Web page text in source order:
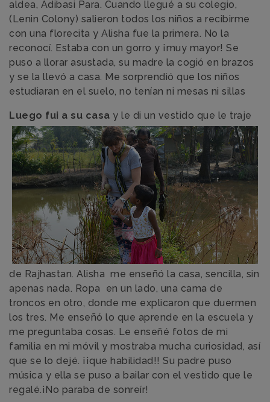
aldea, Adibasi Para. Cuando llegué a su colegio,
(Lenin Colony) salieron todos los niños a recibirme
con una florecita y Alisha fue la primera. No la
reconocí. Estaba con un gorro y ¡muy mayor! Se
puso a llorar asustada, su madre la cogió en brazos
y se la llevó a casa. Me sorprendió que los niños
estudiaran en el suelo, no tenían ni mesas ni sillas
Luego fui a su casa y le di un vestido que le traje
de Rajhastan. Alisha me enseñó la casa, sencilla, sin
apenas nada. Ropa en un lado, una cama de
troncos en otro, donde me explicaron que duermen
los tres. Me enseñó lo que aprende en la escuela y
me preguntaba cosas. Le enseñé fotos de mi
familia en mi móvil y mostraba mucha curiosidad, así
que se lo dejé. ¡¡que habilidad!! Su padre puso
música y ella se puso a bailar con el vestido que le
regalé.¡No paraba de sonreír!